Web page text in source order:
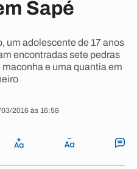
Sapé
um adolescente de 17 anos
encontradas sete pedras
e uma quantia em
2016 às 16:58